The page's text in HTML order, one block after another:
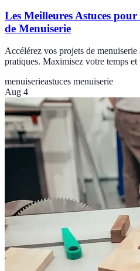
Les Meilleures Astuces
de Menuiserie
Accélérez vos projets de menuiserie
pratiques. Maximisez votre temps
menuiserieastuces menuiserie
Aug 4